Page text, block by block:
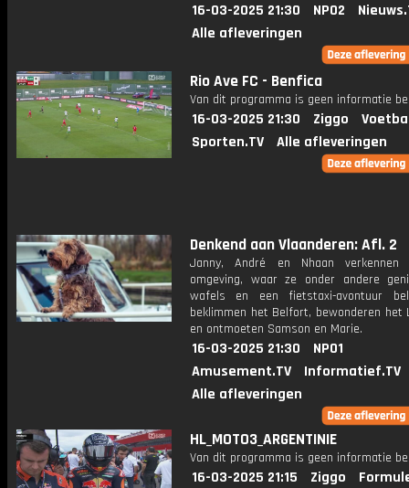
16-03-2025 21:30 NPO2
Alle afleveringen
Rio Ave FC - Benfica
Van dit programma is geen informatie
16-03-2025 21:30 Ziggo
Sporten.TV
Alle afleveringen
Denkend aan Vlaanderen: Afl. 2
Janny, André en Nhaan
omgeving, waar ze onder andere
wafels en een fietstaxi-avontuur
beklimmen het Belfort, bewonderen het
en ontmoeten Samson en Marie.
16-03-2025 21:30
NPO1
Amusement.TV
Informatief.TV
Alle afleveringen
HL_MOTO3_ARGENTINIE
Van dit programma is geen informatie
16-03-2025 21:15 Ziggo